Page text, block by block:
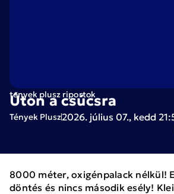
tenyek plusz riportok
Úton a csúcsra
Tények Plusz2026. július 07., kedd
8000 méter, oxigénpalack nélkül!
döntés és nincs második esély!